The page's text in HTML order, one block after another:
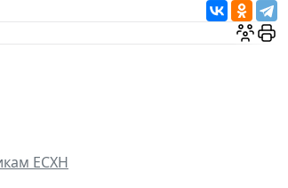
ЕСХН